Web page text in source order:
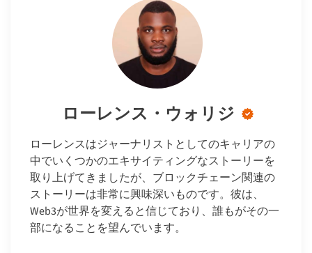
ローレンス・ウォリジ
ローレンスはジャーナリストとしてのキャリアの
中でいくつかのエキサイティングなストーリーを
取り上げてきましたが、ブロックチェーン関連の
ストーリーは非常に興味深いものです。彼は、
Web3が世界を変えると信じており、誰もがその一
部になることを望んでいます。